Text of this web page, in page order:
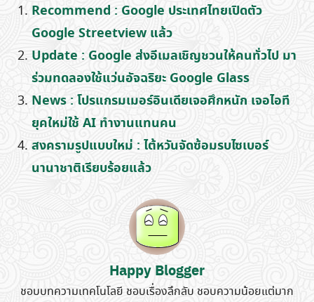
Recommend : Google ประเทศไทยเปิดตัว
Google Streetview แล้ว
Update : Google ส่งอีเมลเชิญชวนให้คนทั่วไป มา
ร่วมทดลองใช้แว่นอัจฉริยะ Google Glass
News : โปรแกรมเมอร์อินเดียเจอศึกหนัก เจอไอที
ยุคใหม่ใช้ AI ทำงานแทนคน
สงครามรูปแบบใหม่ : ไต้หวันจัดซ้อมรบไซเบอร์
นานาชาติเรียบร้อยแล้ว
Happy Blogger
ชอบบทความเทคโนโลยี ชอบเรื่องลึกลับ ชอบความน้อยแต่มาก